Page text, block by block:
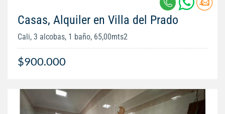
Casas, Alquiler en Villa del Prado
Cali, 3 alcobas, 1 baño, 65,00mts2
$900.000